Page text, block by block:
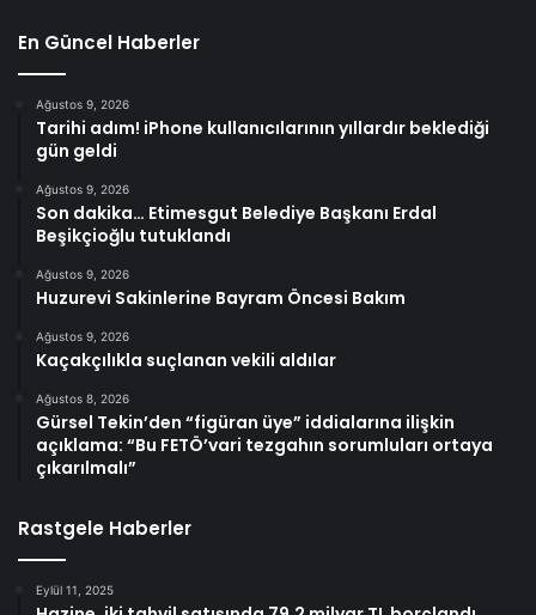
En Güncel Haberler
Ağustos 9, 2026
Tarihi adım! iPhone kullanıcılarının yıllardır beklediği
gün geldi
Ağustos 9, 2026
Son dakika… Etimesgut Belediye Başkanı Erdal
Beşikçioğlu tutuklandı
Ağustos 9, 2026
Huzurevi Sakinlerine Bayram Öncesi Bakım
Ağustos 9, 2026
Kaçakçılıkla suçlanan vekili aldılar
Ağustos 8, 2026
Gürsel Tekin’den “figüran üye” iddialarına ilişkin
açıklama: “Bu FETÖ’vari tezgahın sorumluları ortaya
çıkarılmalı”
Rastgele Haberler
Eylül 11, 2025